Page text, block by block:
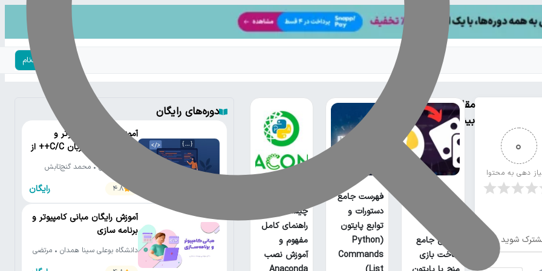
ورود | ثبت‌نام
0
دهی به محتوا
شوید
مقالات
بیشتر
آموزش جامع
ساخت بازی
فهرست جامع
دستورات و
توابع پایتون
(Python
Commands
چیست؟
راهنمای کامل
مفهوم و
آموزش نصب
دوره‌های رایگان
آموزش رایگان کامپیوتر و
برنامه‌نویسی به زبان C/C++ از
مقدماتی تا پیشرفته
دانشگاه تهران • محمد گنج‌تابش
4.8
رایگان
آموزش رایگان مبانی کامپیوتر و
برنامه سازی
دانشگاه بوعلی سینا همدان • مرتضی